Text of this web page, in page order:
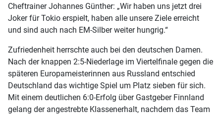
Cheftrainer Johannes Günther: „Wir haben uns jetzt drei
Joker für Tokio erspielt, haben alle unsere Ziele erreicht
und sind auch nach EM-Silber weiter hungrig.“
Zufriedenheit herrschte auch bei den deutschen Damen.
Nach der knappen 2:5-Niederlage im Viertelfinale gegen die
späteren Europameisterinnen aus Russland entschied
Deutschland das wichtige Spiel um Platz sieben für sich.
Mit einem deutlichen 6:0-Erfolg über Gastgeber Finnland
gelang der angestrebte Klassenerhalt, nachdem das Team